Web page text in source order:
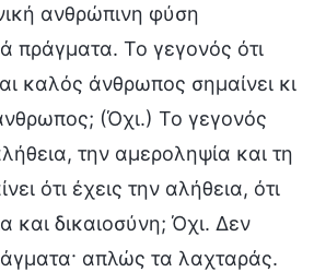
ανθρώπινη φύση
πράγματα. Το γεγονός ότι
καλός άνθρωπος σημαίνει κι
(Όχι.) Το γεγονός
την αμεροληψία και τη
ότι έχεις την αλήθεια, ότι
και δικαιοσύνη; Όχι. Δεν
απλώς τα λαχταράς.